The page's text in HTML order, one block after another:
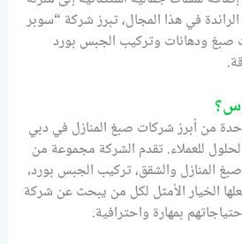
في هذا المجال، تبرز شركة “سوبر
ودهانات وتركيب الجبس بورد
من أبرز شركات صبغ المنازل في دبي
للعملاء. تقدم الشركة مجموعة من
المنازل والشقق، تركيب الجبس بورد،
الخيار الأمثل لكل من يبحث عن شركة
بمهارة واحترافية.